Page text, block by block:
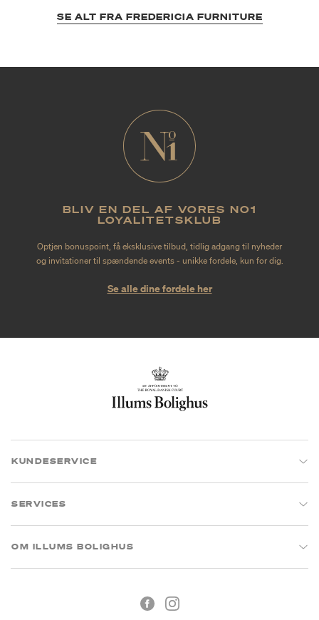
SE ALT FRA FREDERICIA FURNITURE
BLIV EN DEL AF VORES NO1
LOYALITETSKLUB
Optjen bonuspoint, få eksklusive tilbud, tidlig adgang til nyheder
og invitationer til spændende events - unikke fordele, kun for dig.
Se alle dine fordele her
KUNDESERVICE
SERVICES
OM ILLUMS BOLIGHUS